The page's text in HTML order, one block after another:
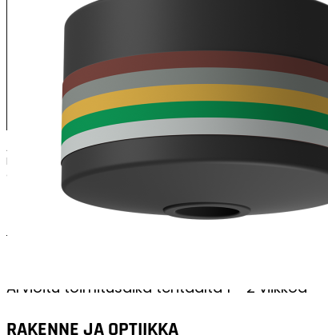
Ammoniakkisuodatinta käytetään yleensä valaisimissa, jotka
käsitellään lantaa, pesulat, maalikaupat sekä
ammoniakkijohdannaiset kiinteät ja nestemäiset vaaralliset
Arvioitu toimitusaika tehtaalta 1 - 2 viikkoa
RAKENNE JA OPTIIKKA